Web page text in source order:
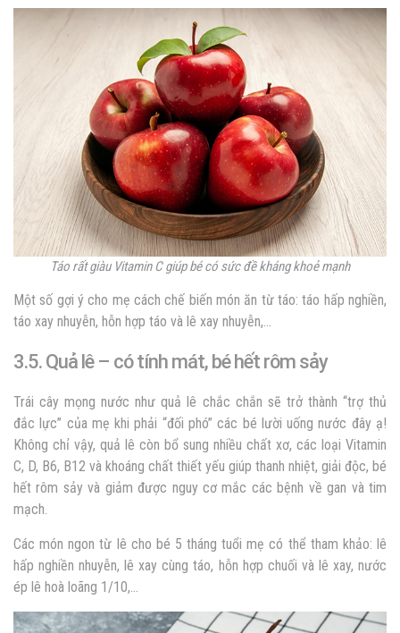
Táo rất giàu Vitamin C giúp bé có sức đề kháng khoẻ mạnh
Một số gợi ý cho mẹ cách chế biến món ăn từ táo: táo hấp nghiền,
táo xay nhuyễn, hỗn hợp táo và lê xay nhuyễn,…
3.5. Quả lê – có tính mát, bé hết rôm sảy
Trái cây mọng nước như quả lê chắc chắn sẽ trở thành “trợ thủ
đắc lực” của mẹ khi phải “đối phó” các bé lười uống nước đây ạ!
Không chỉ vậy, quả lê còn bổ sung nhiều chất xơ, các loại Vitamin
C, D, B6, B12 và khoáng chất thiết yếu giúp thanh nhiệt, giải độc, bé
hết rôm sảy và giảm được nguy cơ mắc các bệnh về gan và tim
mạch.
Các món ngon từ lê cho bé 5 tháng tuổi mẹ có thể tham khảo: lê
hấp nghiền nhuyễn, lê xay cùng táo, hỗn hợp chuối và lê xay, nước
ép lê hoà loãng 1/10,…